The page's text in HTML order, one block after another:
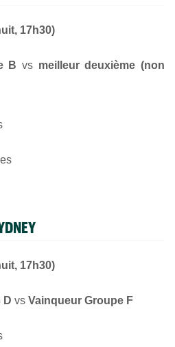
17h30)
B vs meilleur deuxième (non
17h30)
D vs Vainqueur Groupe F